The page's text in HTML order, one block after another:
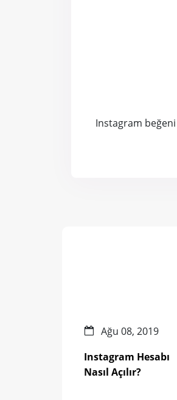
Instagram beğeni
Ağu 08, 2019
Instagram Hesabı
Nasıl Açılır?